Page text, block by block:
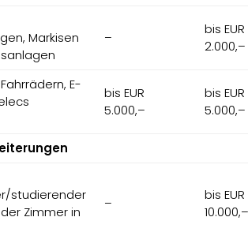
Markisen
–
bis EUR
2.000,–
E-
bis EUR
5.000,–
bis EUR
5.000,–
studierender
Zimmer in
–
bis EUR
10.000,–